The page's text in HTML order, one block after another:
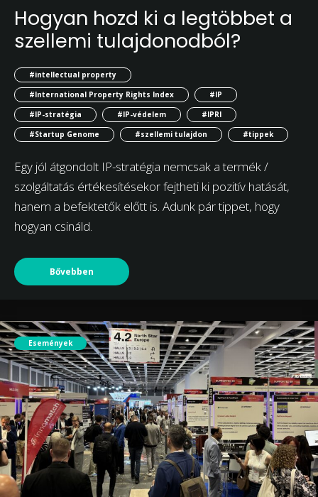
Hogyan hozd ki a legtöbbet a
szellemi tulajdonodból?
#intellectual property
#International Property Rights Index
#IP
#IP-stratégia
#IP-védelem
#IPRI
#Startup Genome
#szellemi tulajdon #tippek
Egy jól átgondolt IP-stratégia nemcsak a termék /
szolgáltatás értékesítésekor fejtheti ki pozitív hatását,
hanem a befektetők előtt is. Adunk pár tippet, hogy
hogyan csináld.
Bővebben
Események